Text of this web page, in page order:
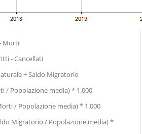
Morti
- Cancellati
+ Saldo Migratorio
/ Popolazione media) * 1.000
/ Popolazione media) * 1.000
Migratorio / Popolazione media) *